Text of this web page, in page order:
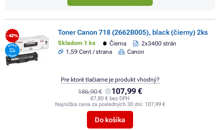
- 42% Toner Canon 718 (2662B005), black (čierny) 2ks
Skladom 1 ks Čierna
2x3400 strán
1,59 Cent / strana
Canon
186,90 € 107,99 €
87,80 € bez DPH
Najnižšia cena za posledných 30 dní: 107,99 €
Do košíka
Pre ktoré tlačiarne je produkt vhodný?